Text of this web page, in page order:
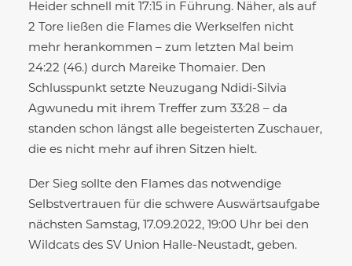
Heider schnell mit 17:15 in Führung. Näher, als auf
2 Tore ließen die Flames die Werkselfen nicht
mehr herankommen – zum letzten Mal beim
24:22 (46.) durch Mareike Thomaier. Den
Schlusspunkt setzte Neuzugang Ndidi-Silvia
Agwunedu mit ihrem Treffer zum 33:28 – da
standen schon längst alle begeisterten Zuschauer,
die es nicht mehr auf ihren Sitzen hielt.
Der Sieg sollte den Flames das notwendige
Selbstvertrauen für die schwere Auswärtsaufgabe
nächsten Samstag, 17.09.2022, 19:00 Uhr bei den
Wildcats des SV Union Halle-Neustadt, geben.